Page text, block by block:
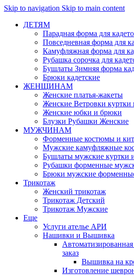
Skip to navigation Skip to main content
ДЕТЯМ
Парадная форма для
Повседневная форма для
Камуфляжная форма для
Рубашка сорочка для
Бушлаты Зимняя форма
Брюки кадетские
ЖЕНЩИНАМ
Женские платья-жакеты
Женские Ветровки
Женские юбки и брюки
Блузки Рубашки Женские
МУЖЧИНАМ
Форменные костюмы и
Мужские камуфляжные
Бушлаты мужские куртки
Рубашки форменные
Брюки мужские
Трикотаж
Женский трикотаж
Трикотаж Детский
Трикотаж Мужские
Еще
Услуги ателье АРИ
Нашивки и Вышивка
заказ
Вышивка на
Изготовление